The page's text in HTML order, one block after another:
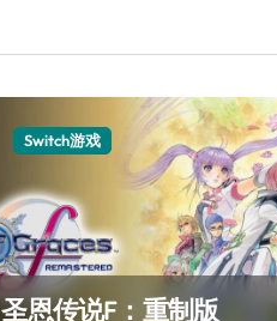
Switch游戏
圣恩传说F：重制版